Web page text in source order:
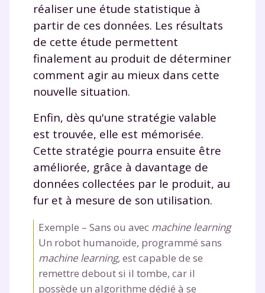
réaliser une étude statistique à
partir de ces données. Les résultats
de cette étude permettent
finalement au produit de déterminer
comment agir au mieux dans cette
nouvelle situation.
Enfin, dès qu'une stratégie valable
est trouvée, elle est mémorisée.
Cette stratégie pourra ensuite être
améliorée, grâce à davantage de
données collectées par le produit, au
fur et à mesure de son utilisation.
Exemple – Sans ou avec machine learning
Un robot humanoïde, programmé sans
machine learning, est capable de se
remettre debout si il tombe, car il
possède un algorithme dédié à se